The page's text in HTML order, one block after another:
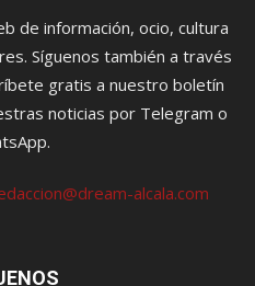
de información, ocio, cultura
Síguenos también a través
gratis a nuestro boletín
noticias por Telegram o
alcala.com